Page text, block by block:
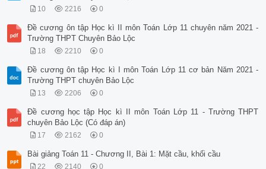
10 2216 0
Đề cương ôn tập Học kì II môn Toán Lớp 11 chuyên năm 2021 -
Trường THPT Chuyên Bảo Lộc
18 2210 0
Đề cương ôn tập Học kì I môn Toán Lớp 11 cơ bản Năm 2021 -
Trường THPT chuyên Bảo Lộc
13 2206 0
Đề cương học tập Học kì II môn Toán Lớp 11 - Trường THPT
chuyên Bảo Lộc (Có đáp án)
17 2162 0
Bài giảng Toán 11 - Chương II, Bài 1: Mặt cầu, khối cầu
22 2140 0